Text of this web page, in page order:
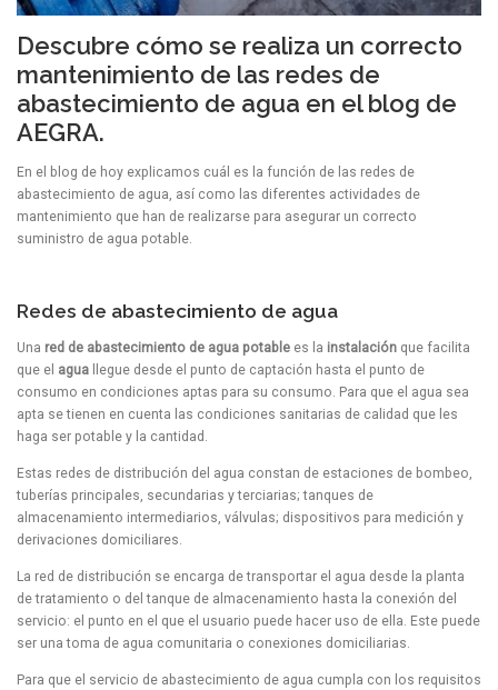
Descubre cómo se realiza un correcto
mantenimiento de las redes de
abastecimiento de agua en el blog de
AEGRA.
En el blog de hoy explicamos cuál es la función de las redes de
abastecimiento de agua, así como las diferentes actividades de
mantenimiento que han de realizarse para asegurar un correcto
suministro de agua potable.
Redes de abastecimiento de agua
Una red de abastecimiento de agua potable es la instalación que facilita
que el agua llegue desde el punto de captación hasta el punto de
consumo en condiciones aptas para su consumo. Para que el agua sea
apta se tienen en cuenta las condiciones sanitarias de calidad que les
haga ser potable y la cantidad.
Estas redes de distribución del agua constan de estaciones de bombeo,
tuberías principales, secundarias y terciarias; tanques de
almacenamiento intermediarios, válvulas; dispositivos para medición y
derivaciones domiciliares.
La red de distribución se encarga de transportar el agua desde la planta
de tratamiento o del tanque de almacenamiento hasta la conexión del
servicio: el punto en el que el usuario puede hacer uso de ella. Este puede
ser una toma de agua comunitaria o conexiones domiciliarias.
Para que el servicio de abastecimiento de agua cumpla con los requisitos